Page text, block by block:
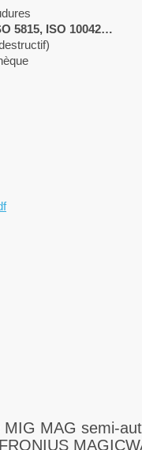
5815, ISO 10042…
MAG semi-